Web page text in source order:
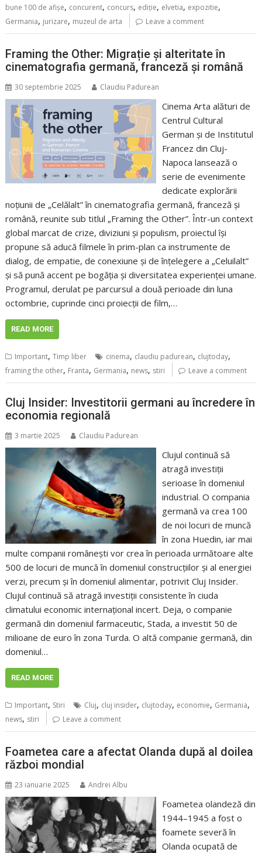
bune 100 de afișe, concurent, concurs, ediţie, elvetia, expozitie,
Germania, jurizare, muzeul de arta Leave a comment
Framing the Other: Migrație și alteritate în
cinematografia germană, franceză și română
30 septembrie 2025 Claudiu Padurean
Cinema Arta alături de
Centrul Cultural
German și de Institutul
Francez din Cluj-
Napoca lansează o
serie de evenimente
dedicate explorării
noțiunii de „Celălalt” în cinematografia germană, franceză și
română, reunite sub titlul „Framing the Other”. Într-un context
global marcat de crize, diviziuni și populism, proiectul își
propune să aducă filmele în prim-plan ca instrumente de
dialog, de empatie, de conexiune și de înțelegere a „Celuilalt”
și să pună accent pe bogăția și diversitatea experienței umane.
Programul, derulat pe parcursul a două perioade din luna
octombrie, cuprinde cinci proiecții de film,…
READ MORE
Important,Timp liber cinema, claudiu padurean, clujtoday,
framing the other, Franta, Germania, news, stiri Leave a comment
Cluj Insider: Investitorii germani au încredere în
economia regională
3 martie 2025 Claudiu Padurean
Clujul continuă să
atragă investiții
serioase în domeniul
industrial. O compania
germană va crea 100
de noi locuri de muncă
în zona Huedin, iar mai
multe companii românești vor crea în perioada următoare alte
500 de locuri de muncă în domeniul construcțiilor și al energiei
verzi, precum și în domeniul alimentar, potrivit Cluj Insider.
Clujul continuă să atragă investiții consistente în ciuda
climatului economic internațional incert. Deja, o companie
germană din domeniul farmaceutic, Stada, a investit 50 de
milioane de euro în zona Turda. O altă companie germană, din
domeniul…
READ MORE
Important, Stiri Cluj, cluj insider, clujtoday, economie, Germania,
news, stiri Leave a comment
Foametea care a afectat Olanda după al doilea
război mondial
23 ianuarie 2025 Andrei Albu
Foametea olandeză din
1944–1945 a fost o
foamete severă în
Olanda ocupată de